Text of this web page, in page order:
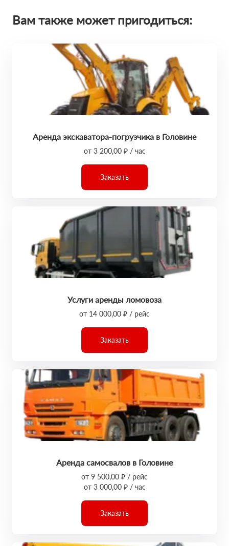
Вам также может пригодиться:
Аренда экскаватора-погрузчика в Головине
от 3 200,00 ₽ / час
Заказать
Услуги аренды ломовоза
от 14 000,00 ₽ / рейс
Заказать
Аренда самосвалов в Головине
от 9 500,00 ₽ / рейс
от 3 000,00 ₽ / час
Заказать